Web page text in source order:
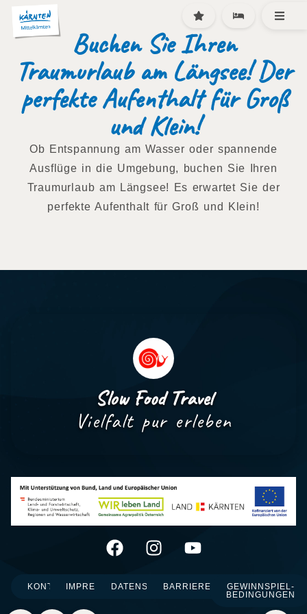
Buchen Sie Ihren
Traumurlaub am Längsee! Der
perfekte Aufenthalt für Groß
und Klein!
Ob Entspannung am Wasser oder spannende
Ausflüge in die Umgebung, buchen Sie Ihren
Traumurlaub am Längsee! Es erwartet Sie der
perfekte Aufenthalt für Groß und Klein!
Slow Food Travel
Vielfalt pur erleben
KONTAKT IMPRESSUMDATENSCHUTZBARRIEREFREIHEITGEWINNSPIEL-
BEDINGUNGEN